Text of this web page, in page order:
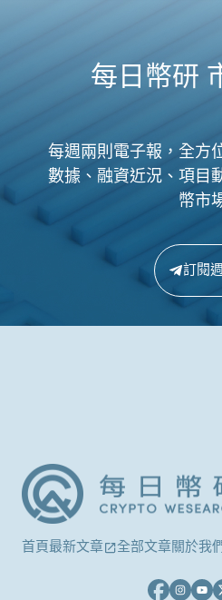
每日幣研
每週兩則電子報，全方
數據、融資近況、項目
幣市
訂閱
首頁最新文章 全部文章關於我